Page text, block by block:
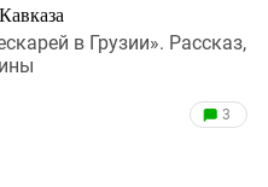
в Грузии». Рассказ,
3